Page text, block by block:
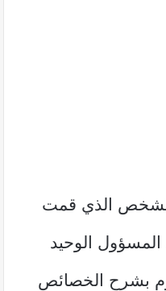
الذي قمت
الوحيد
بشرح الخصائص